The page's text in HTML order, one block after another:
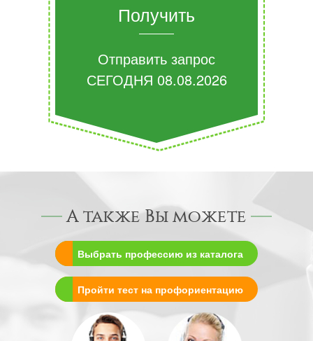
Получить
Отправить запрос
СЕГОДНЯ 08.08.2026
А также Вы можете
Выбрать профессию из каталога
Пройти тест на профориентацию